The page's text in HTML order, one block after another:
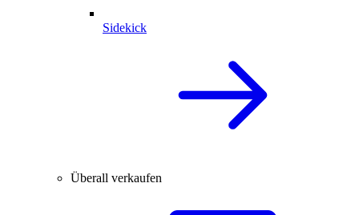
Sidekick
Überall verkaufen